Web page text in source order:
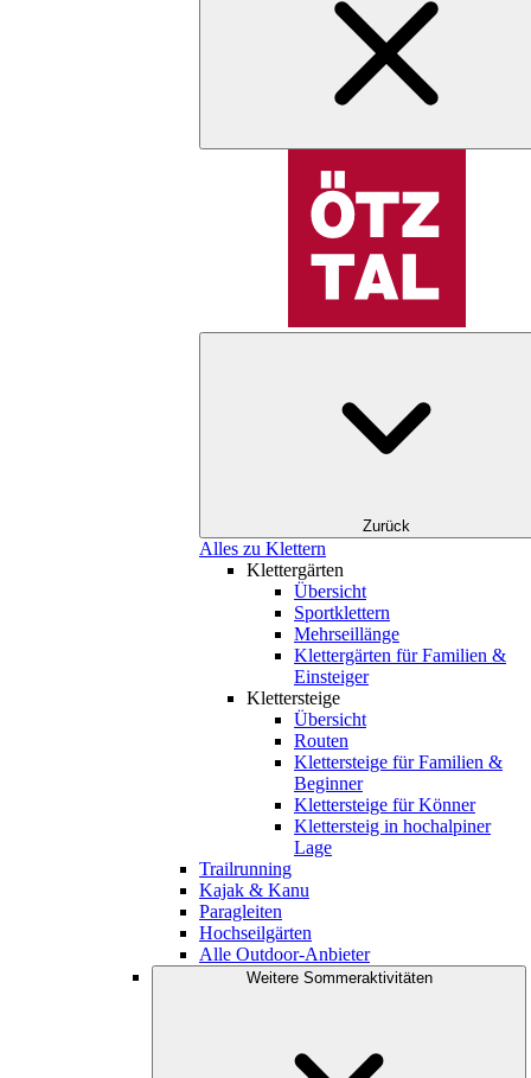
Zurück
Alles zu Klettern
Klettergärten
Übersicht
Sportklettern
Mehrseillänge
Klettergärten für Familien &
Einsteiger
Klettersteige
Übersicht
Routen
Klettersteige für Familien &
Beginner
Klettersteige für Könner
Klettersteig in hochalpiner
Lage
Trailrunning
Kajak & Kanu
Paragleiten
Hochseilgärten
Alle Outdoor-Anbieter
Weitere Sommeraktivitäten